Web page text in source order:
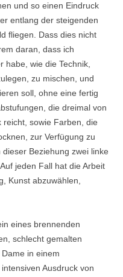
und so einen Eindruck
entlang der steigenden
fliegen. Dass dies nicht
daran, dass ich
habe, wie die Technik,
zu mischen, und
soll, ohne eine fertig
die dreimal von
sowie Farben, die
zur Verfügung zu
Beziehung zwei linke
jeden Fall hat die Arbeit
Kunst abzuwählen,
eines brennenden
schlecht gemalten
in einem
Ausdruck von